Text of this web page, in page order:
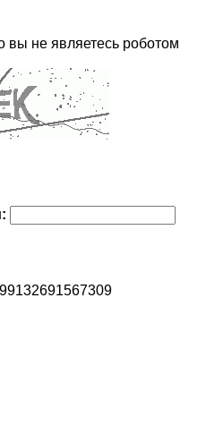
вы не являетесь роботом